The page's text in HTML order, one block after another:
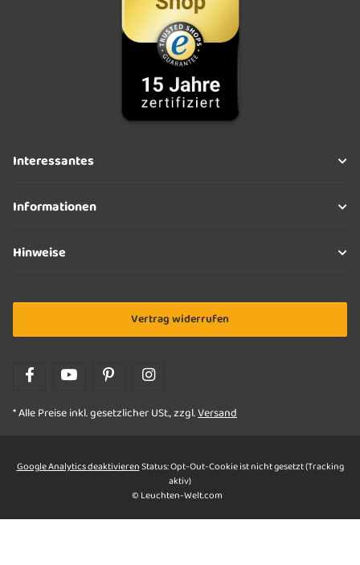
Interessantes
Informationen
Hinweise
Vertrag widerrufen
* Alle Preise inkl. gesetzlicher USt., zzgl.Versand
Google Analytics deaktivierenStatus: Opt-Out-Cookie ist nicht gesetzt (Tracking
aktiv)
© Leuchten-Welt.com